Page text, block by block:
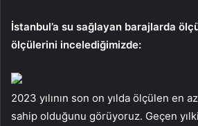
İstanbul’a su sağlayan barajlarda
ölçülerini incelediğimizde:
2023 yılının son on yılda ölçülen en
sahip olduğunu görüyoruz. Geçen